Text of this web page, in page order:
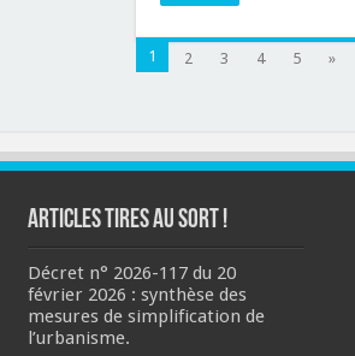
1 2 3 4 5 »
ARTICLES TIRES AU SORT !
Décret n° 2026-117 du 20
février 2026 : synthèse des
mesures de simplification de
l’urbanisme.